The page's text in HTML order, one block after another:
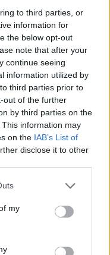
to third parties, or
information for
the below opt-out
note that after your
continue seeing
information utilized by
third parties prior to
out of the further
by third parties on the
This information may
on the IAB’s List of
disclose it to other
my
"buhera"
az orosz
kaptak.
ingatlanpiac
Idén a 22.
24.hu írása szerint
felújítására szánt
teljes cseréjére, így
az úgynevezett